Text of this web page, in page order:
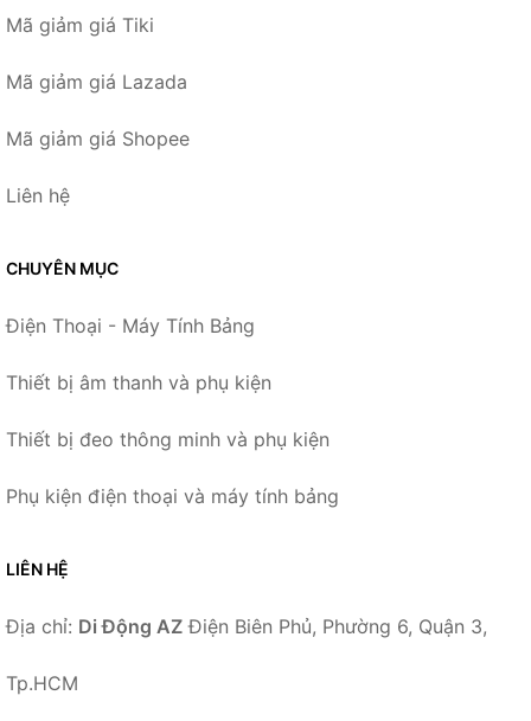
Mã giảm giá Tiki
Mã giảm giá Lazada
Mã giảm giá Shopee
Liên hệ
CHUYÊN MỤC
Điện Thoại - Máy Tính Bảng
Thiết bị âm thanh và phụ kiện
Thiết bị đeo thông minh và phụ kiện
Phụ kiện điện thoại và máy tính bảng
LIÊN HỆ
Địa chỉ: Di Động AZ Điện Biên Phủ, Phường 6, Quận 3,
Tp.HCM